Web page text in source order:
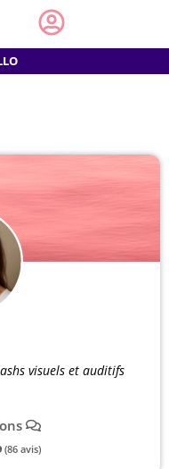
visuels et auditifs
(86 avis)